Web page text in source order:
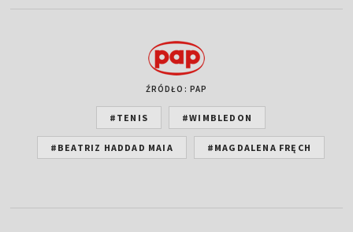
ŹRÓDŁO: PAP
#TENIS #WIMBLEDON
#BEATRIZ HADDAD MAIA #MAGDALENA FRĘCH